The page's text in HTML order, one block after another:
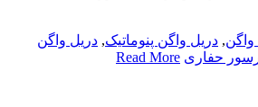
واگن, دریل واگن پنوماتیک, دریل واگن
حفاری Read More